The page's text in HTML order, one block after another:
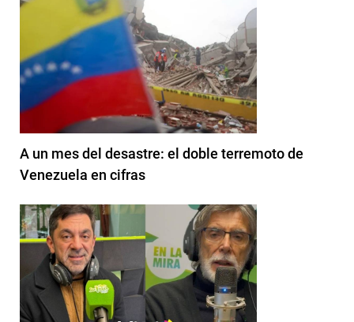
A un mes del desastre: el doble terremoto de
Venezuela en cifras